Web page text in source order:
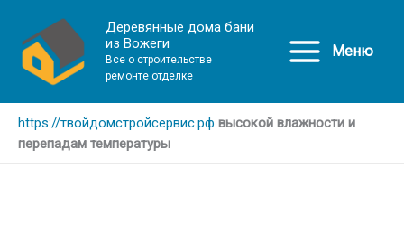
Деревянные дома бани
из Вожеги
Все о строительстве
ремонте отделке
Меню
https://твойдомстройсервис.рф высокой влажности и
перепадам температуры